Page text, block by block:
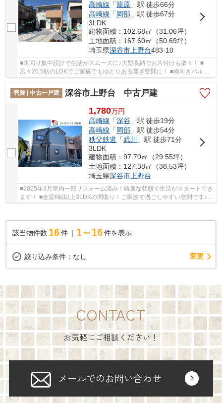
高崎線 「籠原 」駅 徒歩66分
高崎線 「岡部 」駅 徒歩67分
3LDK
建物面積：102.68㎡（31.06坪）
土地面積：167.60㎡（50.69坪）
埼玉県深谷市上野台483-10
■水回り集中設計で生活がスムーズに♪大型収納でお片付けも楽々！ ■
広々20.5帖のLDKでご家族でもゆとりある寛ぎ空間に！ ■南向きバルコ
売買 | 中古一戸建
深谷市上野台 中古戸建
1,780万円
高崎線 「深谷 」駅 徒歩19分
高崎線 「岡部 」駅 徒歩54分
秩父鉄道 「武川
」駅 徒歩71分
3LDK
建物面積：97.70㎡（29.55坪）
土地面積：127.38㎡（38.53坪）
埼玉県深谷市上野台
■2025年3月室内一部リフォーム済み！綺麗な状態で生活がスタートでき
ます！ ■全室6帖以上3LDKの間取り！ご家族で過ごしやすい空間です♪ ■
該当物件数 16件 1～16 件を表示
絞り込み条件： なし 変更
CONTACT
お気軽にご相談ください！
メールでのお問い合わせ